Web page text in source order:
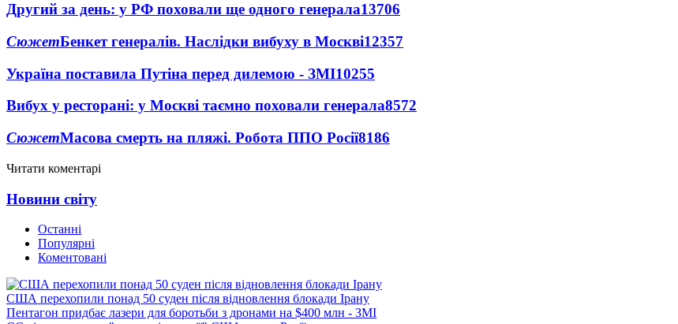
Другий за день: у РФ поховали ще одного генерала13706
СюжетБенкет генералів. Наслідки вибуху в Москві12357
Україна поставила Путіна перед дилемою - ЗМІ10255
Вибух у ресторані: у Москві таємно поховали генерала8572
СюжетМасова смерть на пляжі. Робота ППО Росії8186
Читати коментарі
Новини світу
Останні
Популярні
Коментовані
США перехопили понад 50 суден після відновлення блокади Ірану
Пентагон придбає лазери для боротьби з дронами на $400 млн - ЗМІ